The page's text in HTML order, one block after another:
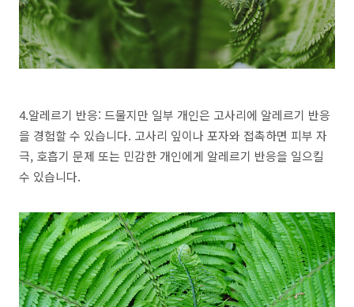
4.알레르기 반응: 드물지만 일부 개인은 고사리에 알레르기 반응
을 경험할 수 있습니다. 고사리 잎이나 포자와 접촉하면 피부 자
극, 호흡기 문제 또는 민감한 개인에게 알레르기 반응을 일으킬
수 있습니다.